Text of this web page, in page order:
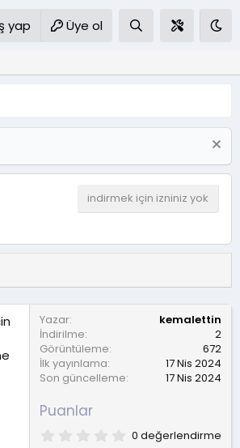
yap Üye ol
indirmek için izniniz yok
Yazar
kemalettin
İndirilme
2
Görüntüleme
672
İlk yayınlama
17 Nis 2024
Son güncelleme
17 Nis 2024
Puanlar
00 değerlendirme